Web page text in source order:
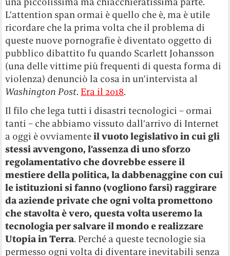
L’attention span ormai è quello che è, ma è utile
ricordare che la prima volta che il problema di
queste nuove pornografie è diventato oggetto di
pubblico dibattito fu quando Scarlett Johansson
(una delle vittime più frequenti di questa forma di
violenza) denunciò la cosa in un’intervista al
Washington Post. Era il 2018.
Il filo che lega tutti i disastri tecnologici – ormai
tanti – che abbiamo vissuto dall’arrivo di Internet
a oggi è ovviamenteil vuoto legislativo in cui gli
stessi avvengono, l’assenza di uno sforzo
regolamentativo che dovrebbe essere il
mestiere della politica, la dabbenaggine con cui
le istituzioni si fanno (vogliono farsi) raggirare
da aziende private che ogni volta promettono
che stavolta è vero, questa volta useremo la
tecnologia per salvare il mondo e realizzare
Utopia in Terra. Perché a queste tecnologie sia
permesso ogni volta di diventare inevitabili senza